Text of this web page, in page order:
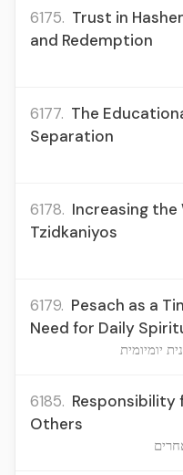
6175. Trust in
and Redemption
6177. The
Separation
6178. Increasing the
Tzidkaniyos
6179. Pesach as a
Need for Daily
יומיומית
6185. Responsibility
Others